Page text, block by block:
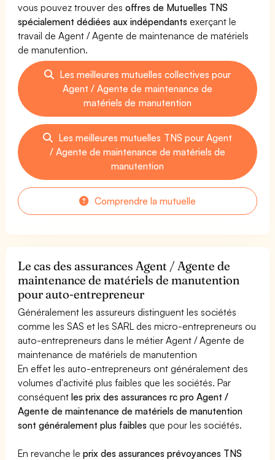
vous pouvez trouver desoffres de Mutuelles TNS
spécialement dédiées aux indépendants exerçant le
travail de Agent / Agente de maintenance de matériels
de manutention.
Les meilleures mutuelles collectives pour
Agent / Agente de maintenance de
matériels de manutention
Les meilleures mutuelles TNS pour Agent
/ Agente de maintenance de matériels de
manutention
Comprendre la mutuelle
Le cas des assurances Agent / Agente de
maintenance de matériels de manutention
pour auto-entrepreneur
Généralement les assureurs distinguent les sociétés
comme les SAS et les SARL des micro-entrepreneurs ou
auto-entrepreneurs dans le métier Agent / Agente de
maintenance de matériels de manutention
En effet les auto-entrepreneurs ont généralement des
volumes d'activité plus faibles que les sociétés. Par
conséquentles prix des assurances rc pro Agent /
Agente de maintenance de matériels de manutention
sont généralement plus faibles que pour les sociétés.
En revanche leprix des assurances prévoyances TNS